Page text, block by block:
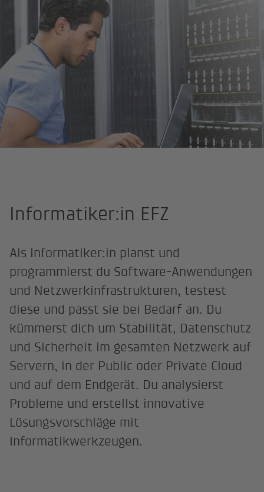
Informatiker:in EFZ
Als Informatiker:in planst und
programmierst du Software-Anwendungen
und Netzwerkinfrastrukturen, testest
diese und passt sie bei Bedarf an. Du
kümmerst dich um Stabilität, Datenschutz
und Sicherheit im gesamten Netzwerk auf
Servern, in der Public oder Private Cloud
und auf dem Endgerät. Du analysierst
Probleme und erstellst innovative
Lösungsvorschläge mit
Informatikwerkzeugen.